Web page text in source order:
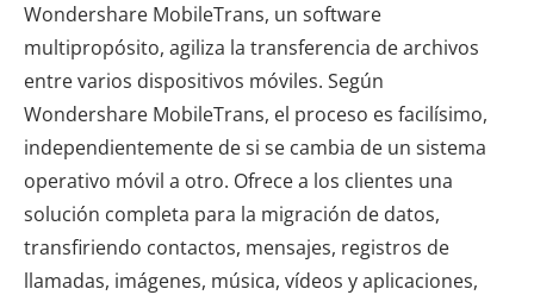
Wondershare MobileTrans, un software
multipropósito, agiliza la transferencia de archivos
entre varios dispositivos móviles. Según
Wondershare MobileTrans, el proceso es facilísimo,
independientemente de si se cambia de un sistema
operativo móvil a otro. Ofrece a los clientes una
solución completa para la migración de datos,
transfiriendo contactos, mensajes, registros de
llamadas, imágenes, música, vídeos y aplicaciones,